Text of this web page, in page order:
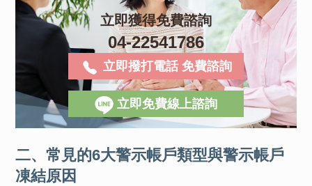
立即獲得免費諮詢
04-22541786
立即撥打電話 免費諮詢
立即免費線上諮詢
二、常見的6大警示帳戶類型與警示帳戶
凍結原因